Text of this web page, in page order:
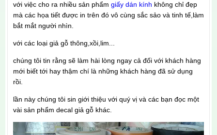
với việc cho ra nhiều sản phẩm giấy dán kính không chỉ đẹp
mà các họa tiết được in trên đó vô cùng sắc sảo và tinh tế,làm
bắt mắt người nhìn.
với các loại giả gỗ thông,xồi,lim...
chúng tôi tin rằng sẽ làm hài lòng ngay cả đối với khách hàng
mới biết tới hay thậm chí là những khách hàng đã sử dụng
rồi.
lần này chúng tôi sin giới thiệu với quý vị và các bạn đọc một
vài sản phẩm decal giả gỗ khác.